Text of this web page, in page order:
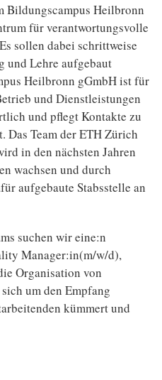
Bildungscampus Heilbronn
für verantwortungsvolle
sollen dabei schrittweise
und Lehre aufgebaut
Heilbronn gGmbH ist für
und Dienstleistungen
und pflegt Kontakte zu
Das Team der ETH Zürich
in den nächsten Jahren
wachsen und durch
aufgebaute Stabsstelle an
suchen wir eine:n
Manager:in(m/w/d),
Organisation von
um den Empfang
kümmert und